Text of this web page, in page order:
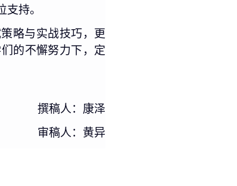
持。
略与实战技巧，更
的不懈努力下，定
撰稿人：康泽
审稿人：黄异